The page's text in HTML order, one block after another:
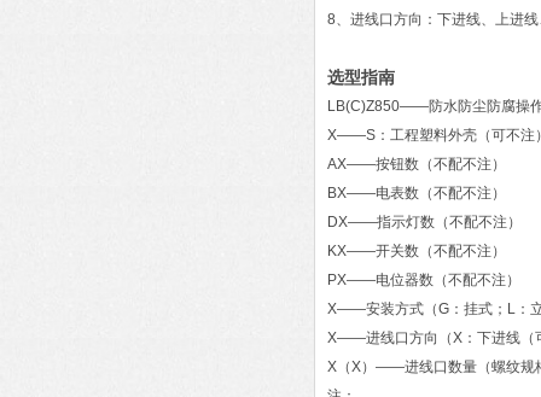
8、进线口方向：下进线、上进
选型指南
LB(C)Z850——防水防尘防腐操
X——S：工程塑料外壳（可不注
AX——按钮数（不配不注）
BX——电表数（不配不注）
DX——指示灯数（不配不注）
KX——开关数（不配不注）
PX——电位器数（不配不注）
X——安装方式（G：挂式；L：
X——进线口方向（X：下进线（
X（X）——进线口数量（螺纹规